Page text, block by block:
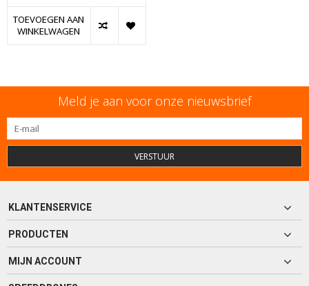
TOEVOEGEN AAN
WINKELWAGEN
Meld je aan voor onze nieuwsbrief
VERSTUUR
KLANTENSERVICE
PRODUCTEN
MIJN ACCOUNT